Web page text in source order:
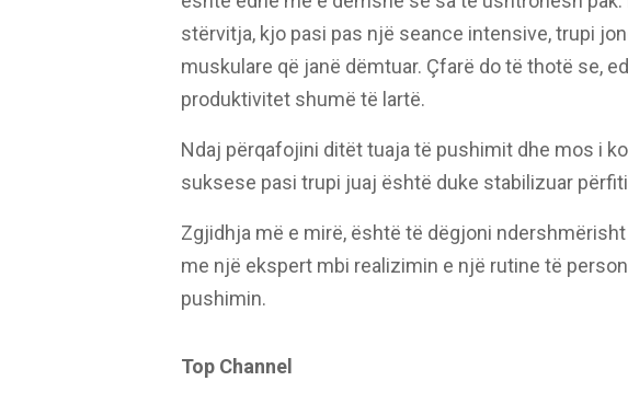
stërvitja, kjo pasi pas një seance intensive, trupi
muskulare që janë dëmtuar. Çfarë do të thotë se,
produktivitet shumë të lartë.
Ndaj përqafojini ditët tuaja të pushimit dhe mos i
suksese pasi trupi juaj është duke stabilizuar
Zgjidhja më e mirë, është të dëgjoni
me një ekspert mbi realizimin e një rutine të
pushimin.
Top Channel